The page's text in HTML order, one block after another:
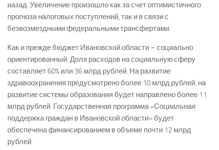
назад. Увеличение произошло как за счет оптимистичного
прогноза налоговых поступлений, так и в связи с
безвозмездными федеральными трансфертами.
Как и прежде бюджет Ивановской области – социально
ориентированный. Доля расходов на социальную сферу
составляет 60% или 36 млрд рублей. На развитие
здравоохранения предусмотрено более 10 млрд рублей, на
развитие системы образования будет направлено более 11
млрд рублей. Государственная программа «Социальная
поддержка граждан в Ивановской области» будет
обеспечена финансированием в объеме почти 12 млрд
рублей.